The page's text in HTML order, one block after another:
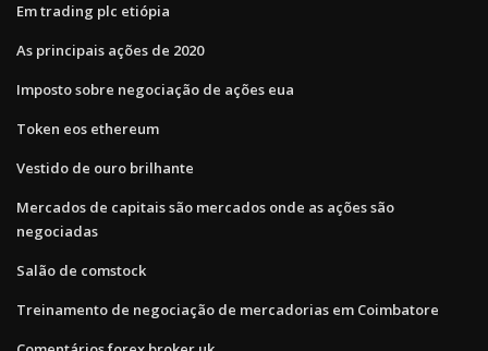
Em trading plc etiópia
As principais ações de 2020
Imposto sobre negociação de ações eua
Token eos ethereum
Vestido de ouro brilhante
Mercados de capitais são mercados onde as ações são
negociadas
Salão de comstock
Treinamento de negociação de mercadorias em Coimbatore